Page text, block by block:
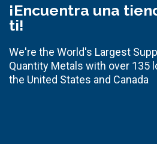
¡Encuentra una
ti!
We're the World's Largest
Quantity Metals with over 135
the United States and Canada